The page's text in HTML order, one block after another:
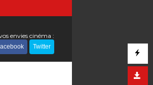
envies cinéma :
Twitter